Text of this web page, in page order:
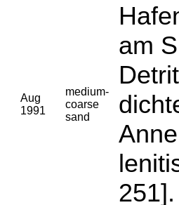
Aug
1991
medium-
coarse
sand
am
251].